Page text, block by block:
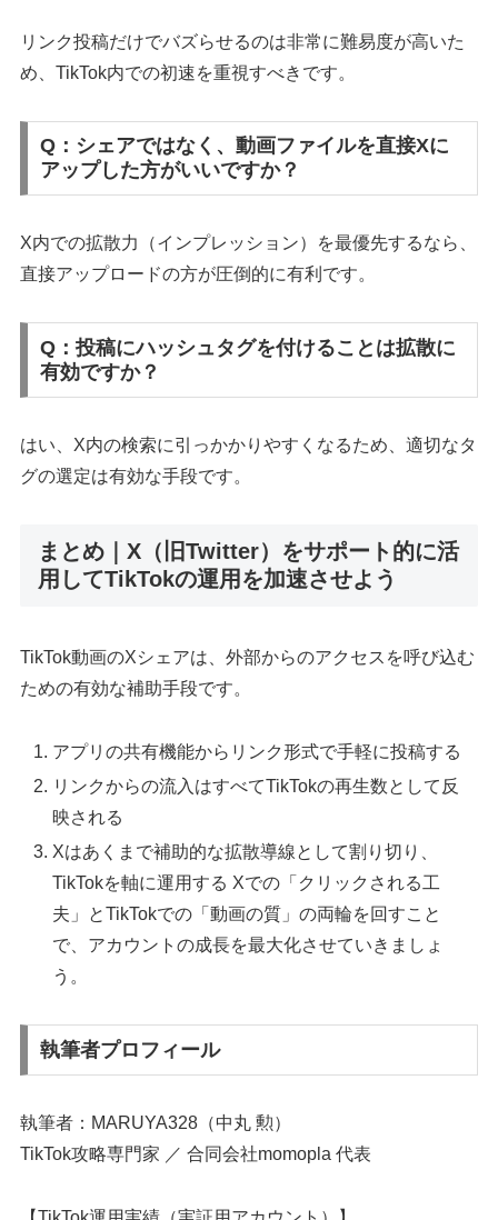
リンク投稿だけでバズらせるのは非常に難易度が高いた
め、TikTok内での初速を重視すべきです。
Q：シェアではなく、動画ファイルを直接Xに
アップした方がいいですか？
X内での拡散力（インプレッション）を最優先するなら、
直接アップロードの方が圧倒的に有利です。
Q：投稿にハッシュタグを付けることは拡散に
有効ですか？
はい、X内の検索に引っかかりやすくなるため、適切なタ
グの選定は有効な手段です。
まとめ｜X（旧Twitter）をサポート的に活
用してTikTokの運用を加速させよう
TikTok動画のXシェアは、外部からのアクセスを呼び込む
ための有効な補助手段です。
アプリの共有機能からリンク形式で手軽に投稿する
リンクからの流入はすべてTikTokの再生数として反
映される
Xはあくまで補助的な拡散導線として割り切り、
TikTokを軸に運用する Xでの「クリックされる工
夫」とTikTokでの「動画の質」の両輪を回すこと
で、アカウントの成長を最大化させていきましょ
う。
執筆者プロフィール
執筆者：MARUYA328（中丸 勲）
TikTok攻略専門家 ／ 合同会社momopla 代表